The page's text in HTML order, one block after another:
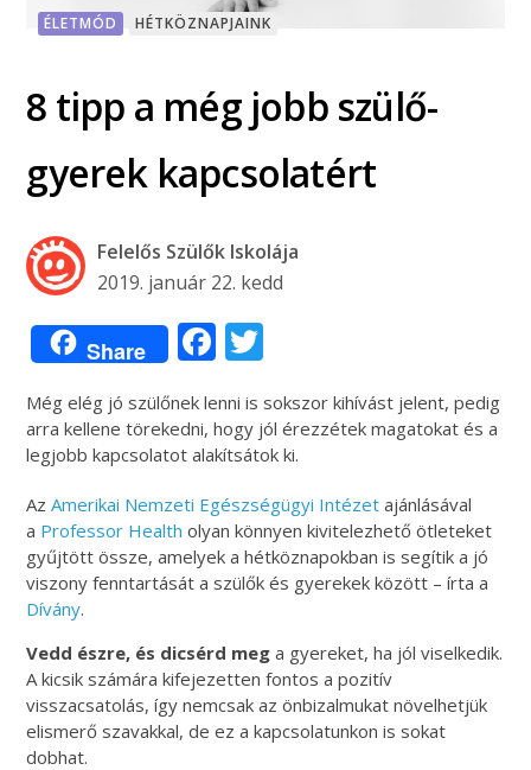
ÉLETMÓD HÉTKÖZNAPJAINK
8 tipp a még jobb szülő-
gyerek kapcsolatért
Felelős Szülők Iskolája
2019. január 22. kedd
Share Facebook
Még elég jó szülőnek lenni is sokszor kihívást jelent, pedig
arra kellene törekedni, hogy jól érezzétek magatokat és a
legjobb kapcsolatot alakítsátok ki.
AzAmerikai Nemzeti Egészségügyi Intézet ajánlásával
a Professor Health olyan könnyen kivitelezhető ötleteket
gyűjtött össze, amelyek a hétköznapokban is segítik a jó
viszony fenntartását a szülők és gyerekek között – írta a
Dívány.
Vedd észre, és dicsérd meg a gyereket, ha jól viselkedik.
A kicsik számára kifejezetten fontos a pozitív
visszacsatolás, így nemcsak az önbizalmukat növelhetjük
elismerő szavakkal, de ez a kapcsolatunkon is sokat
dobhat.